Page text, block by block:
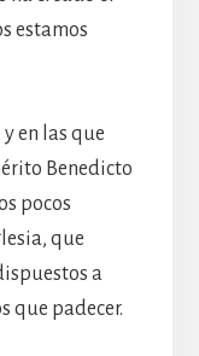
estamos
en las que
Benedicto
pocos
que
a
que padecer.